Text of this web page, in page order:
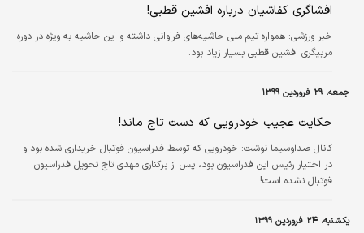
افشاگری کفاشیان درباره افشین قطبی!
خبر ورزشی: همواره تیم ملی حاشیه‌های فراوانی داشته و این حاشیه به ویژه در دوره
مربیگری افشین قطبی بسیار زیاد بود.
جمعه، ۲۹ فروردین ۱۳۹۹
حکایت عجیب خودرویی که دست تاج ماند!
کانال صداوسیما نوشت: خودرویی که توسط فدراسیون فوتبال خریداری شده بود و
در اختیار رئیس این فدراسیون بود، پس از برکناری مهدی تاج تحویل فدراسیون
فوتبال نشده است!
یکشنبه، ۲۴ فروردین ۱۳۹۹